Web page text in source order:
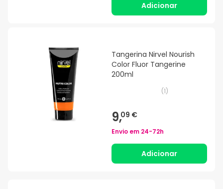
Adicionar
Tangerina Nirvel Nourish
Color Fluor Tangerine
200ml
(1)
9,09 €
Envio em 24-72h
Adicionar